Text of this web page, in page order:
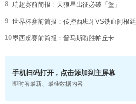
8 瑞超赛前简报：天狼星出征必破「堡」
9 世界杯赛前简报：传控西班牙VS铁血阿根廷
10墨西超赛前简报：普马斯盼胜帕丘卡
手机扫码打开，点击添加到主屏幕
即时看最新、最准数据内容